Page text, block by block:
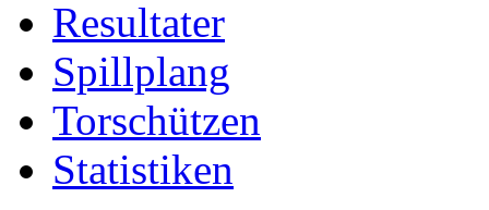
Resultater
Spillplang
Torschützen
Statistiken